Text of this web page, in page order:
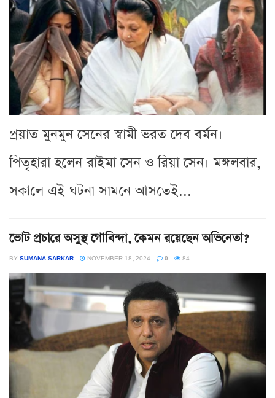
প্রয়াত মুনমুন সেনের স্বামী ভরত দেব বর্মন।
পিতৃহারা হলেন রাইমা সেন ও রিয়া সেন। মঙ্গলবার,
সকালে এই ঘটনা সামনে আসতেই...
ভোট প্রচারে অসুস্থ গোবিন্দা, কেমন রয়েছেন অভিনেতা?
BY SUMANA SARKAR NOVEMBER 18, 2024 0 84